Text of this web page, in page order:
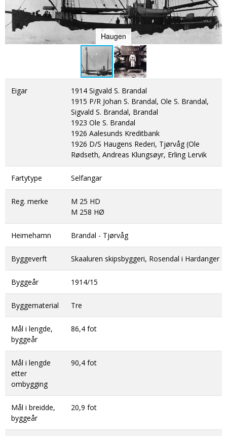
PERSONVERNERKLÆRING
ISHAVSQUIZ
FORTELLINGAR
KONTAKT
OPNINGSTIDER Haugen
Eigar
1914 Sigvald S. Brandal
1915 P/R Johan S. Brandal, Ole S. Brandal,
Sigvald S. Brandal, Brandal
1923 Ole S. Brandal
1926 Aalesunds Kreditbank
1926 D/S Haugens Rederi, Tjørvåg (Ole
Rødseth, Andreas Klungsøyr, Erling Lervik
Fartytype Selfangar
Reg. merke
M 25 HD
M 258 HØ
Heimehamn Brandal - Tjørvåg
Byggeverft Skaaluren skipsbyggeri, Rosendal i Hardanger
Byggeår 1914/15
Byggematerial Tre
Mål i lengde,
byggeår
86,4 fot
Mål i lengde
etter
ombygging
90,4 fot
Mål i breidde,
byggeår
20,9 fot